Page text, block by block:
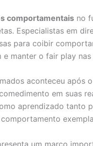
comportamentais no
Especialistas em
para coibir
manter o fair play
aconteceu após
em suas
aprendizado tanto
um marco